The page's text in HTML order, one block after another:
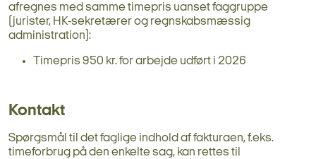
afregnes med samme timepris uanset faggruppe
(jurister, HK-sekretærer og regnskabsmæssig
administration):
Timepris 950 kr. for arbejde udført i 2026
Kontakt
Spørgsmål til det faglige indhold af fakturaen, f.eks.
timeforbrug på den enkelte sag, kan rettes til